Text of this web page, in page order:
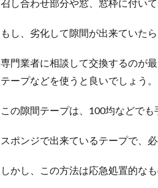
召し合わせ部分や窓、窓枠に付い
もし、劣化して隙間が出来ていた
専門業者に相談して交換するのが
テープなどを使うと良いでしょう。
この隙間テープは、100均などでも
スポンジで出来ているテープで、
しかし、この方法は応急処置的な